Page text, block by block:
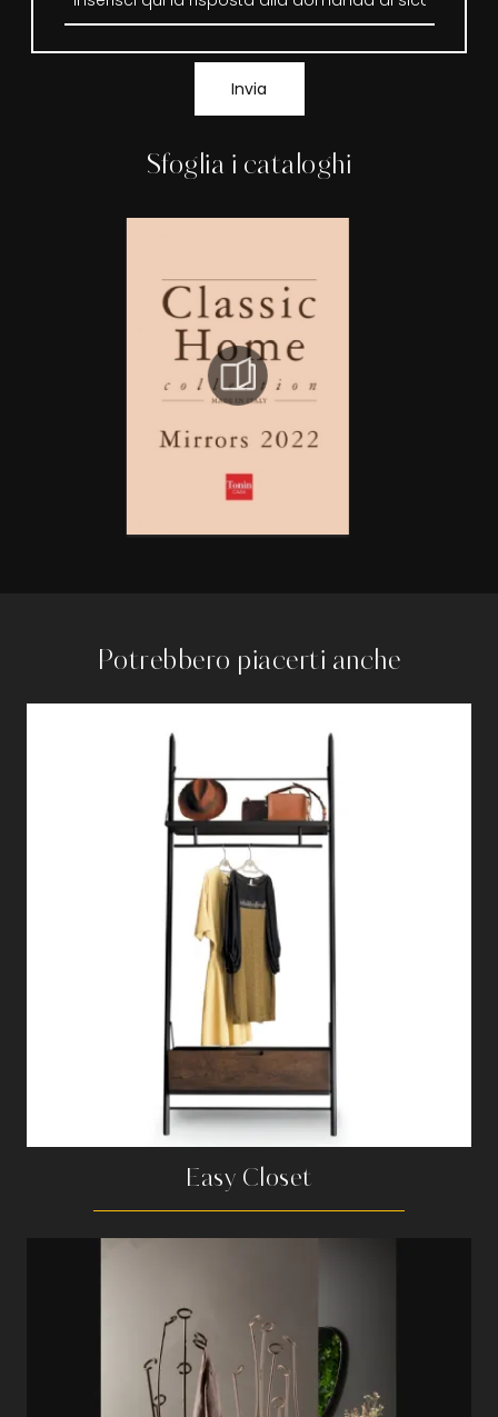
Sfoglia i cataloghi
Invia
Potrebbero piacerti anche
Easy Closet